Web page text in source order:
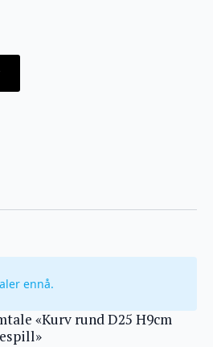
ennå.
«Kurv rund D25 H9cm